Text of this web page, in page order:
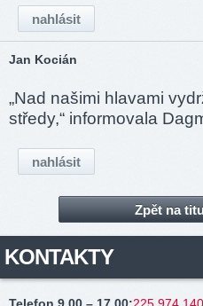
nahlásit
Jan Kocián
„Nad našimi hlavami
středy,“ informovala
nahlásit
Zpět na
KONTAKTY
Telefon 9.00 – 17.00:225 974 140